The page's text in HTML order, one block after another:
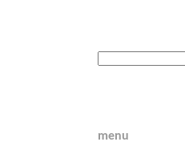
menu